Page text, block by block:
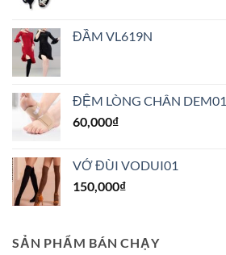
ĐẦM VL619N
ĐỆM LÒNG CHÂN DEM01
60,000₫
VỚ ĐÙI VODUI01
150,000₫
SẢN PHẨM BÁN CHẠY